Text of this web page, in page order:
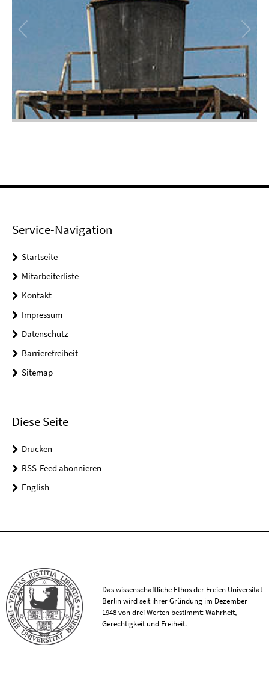
Service-Navigation
Startseite
Mitarbeiterliste
Kontakt
Impressum
Datenschutz
Barrierefreiheit
Sitemap
Diese Seite
Drucken
RSS-Feed abonnieren
English
Das wissenschaftliche Ethos der Freien Universität
Berlin wird seit ihrer Gründung im Dezember
1948 von drei Werten bestimmt: Wahrheit,
Gerechtigkeit und Freiheit.